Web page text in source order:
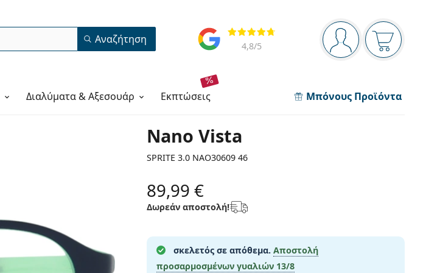
Πίνακας πλοήγησης
Είστε
Το
Αξιολογήσεις
4,8/5
Αναζήτηση
Διαλύματα & Αξεσουάρ εκπτώσεις Μπόνους Προϊόντα
Nano Vista
SPRITE 3.0 NAO30609 46
89,99 €
Δωρεάν αποστολή!
σκελετός σε απόθεμα. Αποστολή
προσαρμοσμένων γυαλιών 13/8